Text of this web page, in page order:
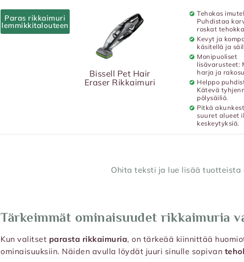
Paras rikkaimuri
lemmikkitalouteen
Bissell Pet Hair
Eraser Rikkaimuri
Tehokas
Puhdistaa
roskat
Kevyt ja
käsitellä ja
Monipuoliset
lisävarusteet:
harja ja
Helppo
Kätevä
pölysäiliö.
Pitkä
suuret alueet
keskeytyksiä.
Ohita teksti ja lue lisää tuotteista
Tärkeimmät ominaisuudet rikkaimuria
Kun valitset parasta rikkaimuria, on tärkeää kiinnittää
ominaisuuksiin. Näiden avulla löydät juuri sinulle sopivan